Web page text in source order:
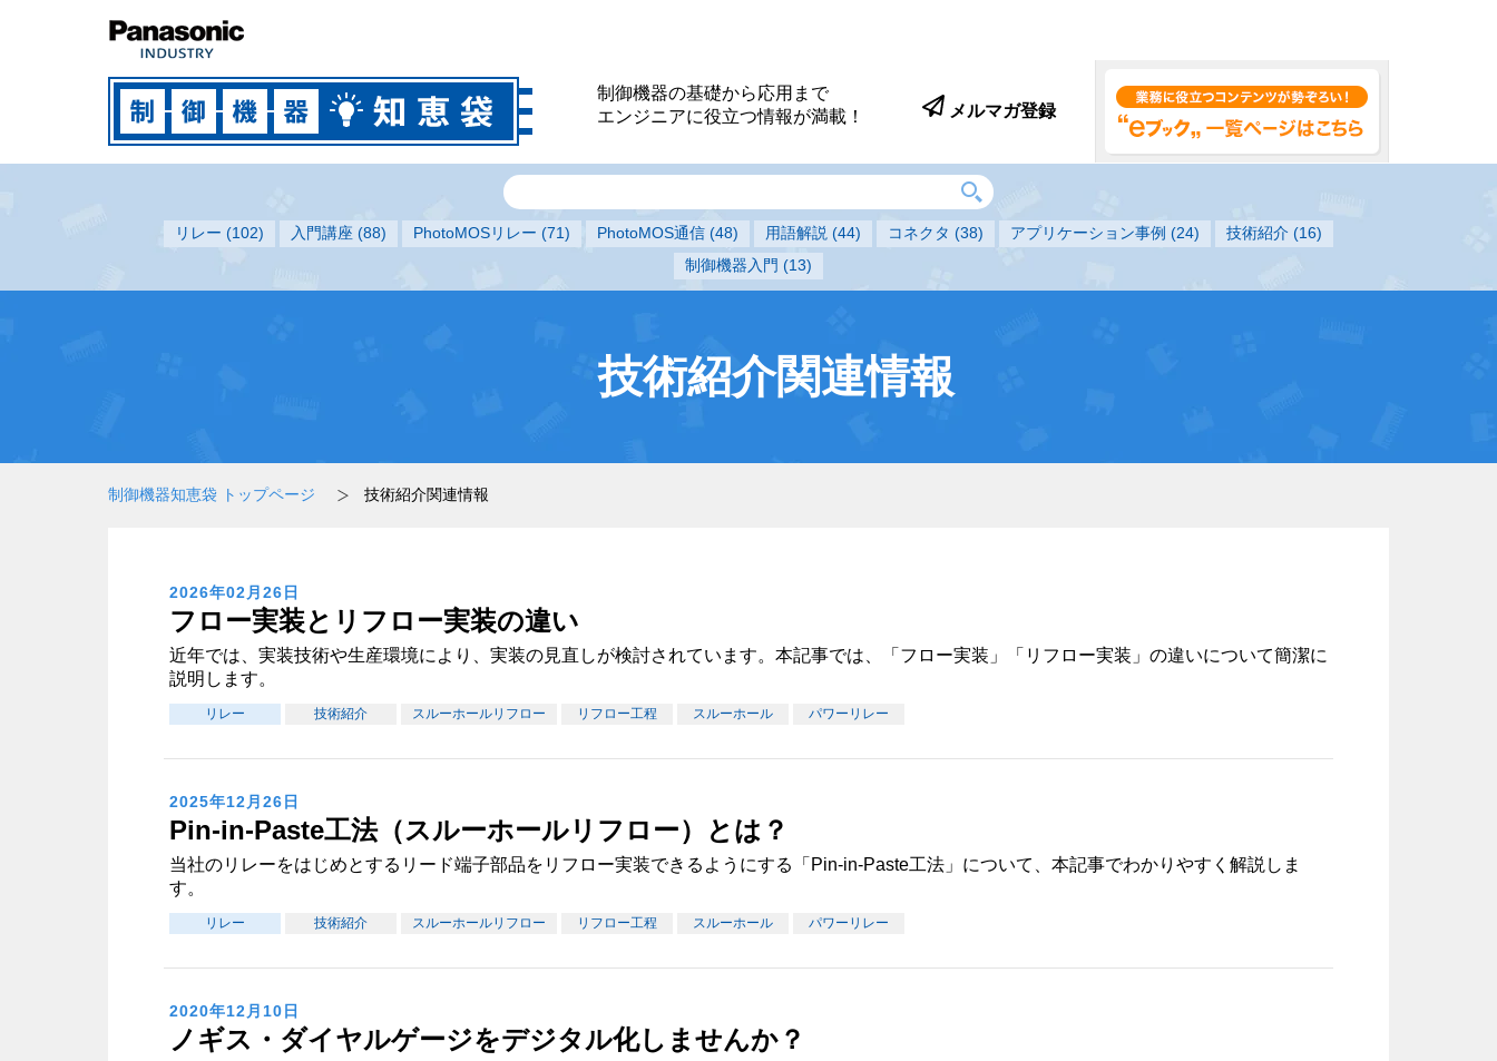
制御機器の基礎から応用まで
エンジニアに役立つ情報が満載！
メルマガ登録
リレー (102) 入門講座 (88) PhotoMOSリレー (71) PhotoMOS通信 (48) 用語解説 (44) コネクタ (38) アプリケーション事例 (24) 技術紹介 (16)
制御機器入門 (13)
技術紹介関連情報
制御機器知恵袋 トップページ 技術紹介関連情報
2026年02月26日
フロー実装とリフロー実装の違い
近年では、実装技術や生産環境により、実装の見直しが検討されています。本記事では、「フロー実装」「リフロー実装」の違いについて簡潔に
説明します。
リレー 技術紹介 スルーホールリフロー リフロー工程 スルーホール パワーリレー
2025年12月26日
Pin-in-Paste工法（スルーホールリフロー）とは？
当社のリレーをはじめとするリード端子部品をリフロー実装できるようにする「Pin-in-Paste工法」について、本記事でわかりやすく解説しま
す。
リレー 技術紹介 スルーホールリフロー リフロー工程 スルーホール パワーリレー
2020年12月10日
ノギス・ダイヤルゲージをデジタル化しませんか？